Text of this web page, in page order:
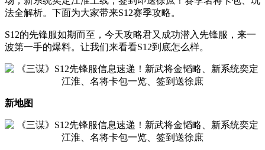
法全解析。下面为大家带来S12赛季攻略。
S12的先锋服如期而至，今天攻略君又成功潜入先锋服，来一
波第一手的爆料。让我们来看看S12到底怎么样。
新地图